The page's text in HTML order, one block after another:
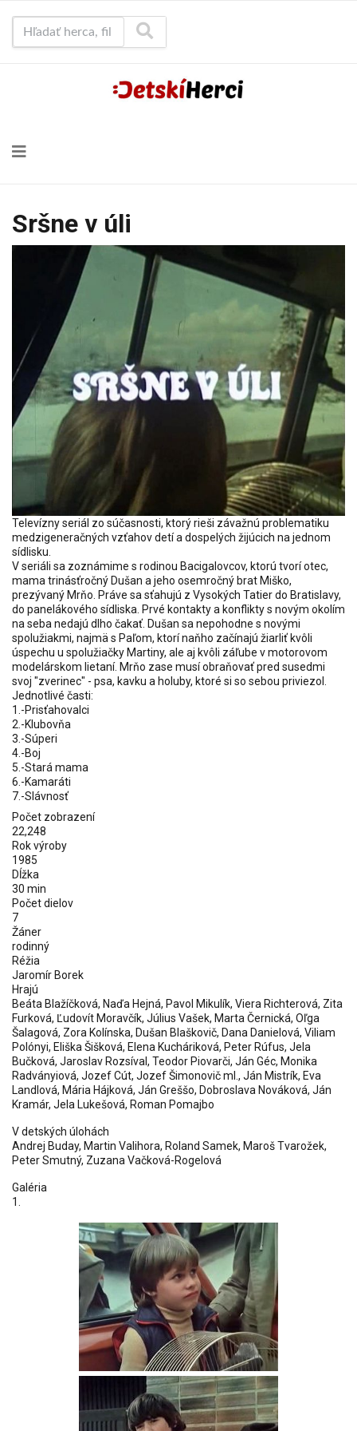
Sršne v úli
Televízny seriál zo súčasnosti, ktorý rieši závažnú problematiku
medzigeneračných vzťahov detí a dospelých žijúcich na jednom
sídlisku.
V seriáli sa zoznámime s rodinou Bacigalovcov, ktorú tvorí otec,
mama trinásťročný Dušan a jeho osemročný brat Miško,
prezývaný Mrňo. Práve sa sťahujú z Vysokých Tatier do Bratislavy,
do panelákového sídliska. Prvé kontakty a konflikty s novým okolím
na seba nedajú dlho čakať. Dušan sa nepohodne s novými
spolužiakmi, najmä s Paľom, ktorí naňho začínajú žiarliť kvôli
úspechu u spolužiačky Martiny, ale aj kvôli záľube v motorovom
modelárskom lietaní. Mrňo zase musí obraňovať pred susedmi
svoj "zverinec" - psa, kavku a holuby, ktoré si so sebou priviezol.
Jednotlivé časti:
1.-Prisťahovalci
2.-Klubovňa
3.-Súperi
4.-Boj
5.-Stará mama
6.-Kamaráti
7.-Slávnosť
Počet zobrazení
22,248
Rok výroby
1985
Dĺžka
30 min
Počet dielov
7
Žáner
rodinný
Réžia
Jaromír Borek
Hrajú
Beáta Blažíčková, Naďa Hejná, Pavol Mikulík, Viera Richterová, Zita
Furková, Ľudovít Moravčík, Július Vašek, Marta Černická, Oľga
Šalagová, Zora Kolínska, Dušan Blaškovič, Dana Danielová, Viliam
Polónyi, Eliška Šišková, Elena Kucháriková, Peter Rúfus, Jela
Bučková, Jaroslav Rozsíval, Teodor Piovarči, Ján Géc, Monika
Radványiová, Jozef Cút, Jozef Šimonovič ml., Ján Mistrík, Eva
Landlová, Mária Hájková, Ján Greššo, Dobroslava Nováková, Ján
Kramár, Jela Lukešová, Roman Pomajbo
V detských úlohách
Andrej Buday, Martin Valihora, Roland Samek, Maroš Tvarožek,
Peter Smutný, Zuzana Vačková-Rogelová
Galéria
1.